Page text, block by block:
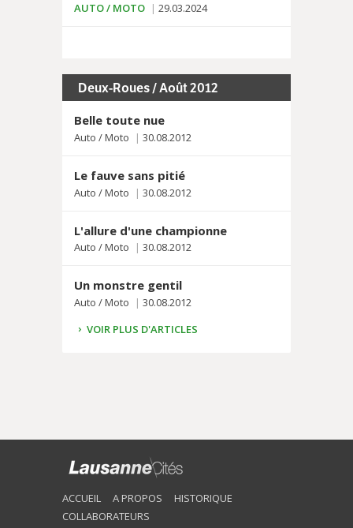
AUTO / MOTO 29.03.2024
Deux-Roues / Août 2012
Belle toute nue
Auto / Moto 30.08.2012
Le fauve sans pitié
Auto / Moto 30.08.2012
L'allure d'une championne
Auto / Moto 30.08.2012
Un monstre gentil
Auto / Moto
30.08.2012
VOIR PLUS D'ARTICLES
ACCUEIL A PROPOS
HISTORIQUE
COLLABORATEURS